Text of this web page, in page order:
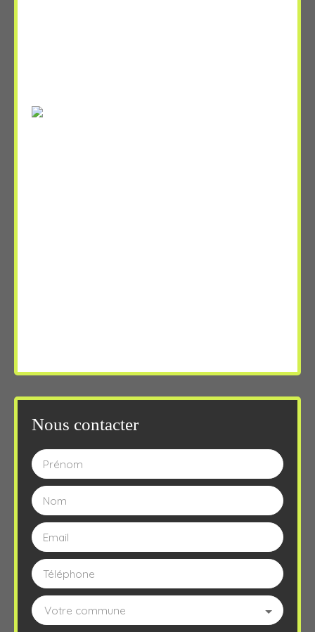
Nous contacter
Prénom
Nom
Email
Téléphone
Votre commune